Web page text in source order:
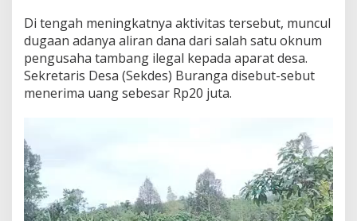
a
n
D
a
n
a
t
Di tengah meningkatnya aktivitas tersebut, muncul
dugaan adanya aliran dana dari salah satu oknum
pengusaha tambang ilegal kepada aparat desa.
Sekretaris Desa (Sekdes) Buranga disebut-sebut
menerima uang sebesar Rp20 juta.
Video